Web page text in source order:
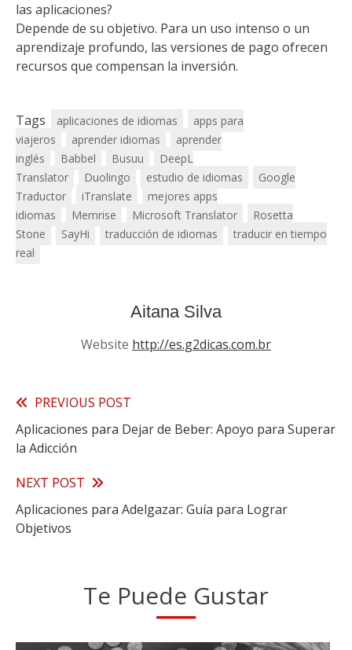
las aplicaciones?
Depende de su objetivo. Para un uso intenso o un
aprendizaje profundo, las versiones de pago ofrecen
recursos que compensan la inversión.
Tags aplicaciones de idiomas
apps para
viajeros
aprender idiomas
aprender
inglés
Babbel Busuu
DeepL
Translator
Duolingo estudio de idiomas
Google
Traductor
iTranslate
mejores apps
idiomas
Memrise Microsoft Translator
Rosetta
Stone
SayHi traducción de idiomas
traducir en tiempo
real
Aitana Silva
Website http://es.g2dicas.com.br
Read
more
PREVIOUS POST
Aplicaciones para Dejar de Beber: Apoyo para Superar
la Adicción
NEXT POST
Aplicaciones para Adelgazar: Guía para Lograr
Objetivos
Te Puede Gustar